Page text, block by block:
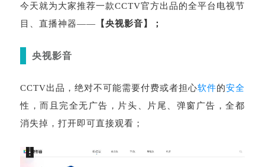
今天就为大家推荐一款CCTV官方出品的全平台电视节
目、直播神器—— 【央视影音】；
央视影音
CCTV出品，绝对不可能需要付费或者担心软件的安全
性，而且完全无广告，片头、片尾、弹窗广告，全都
消失掉，打开即可直接观看；